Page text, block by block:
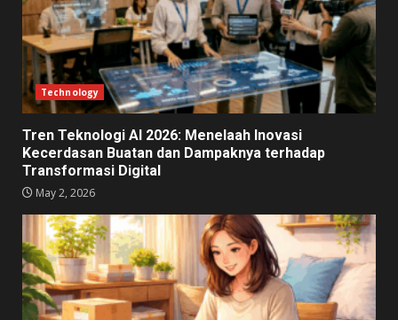
Technology
Tren Teknologi AI 2026: Menelaah Inovasi
Kecerdasan Buatan dan Dampaknya terhadap
Transformasi Digital
May 2, 2026